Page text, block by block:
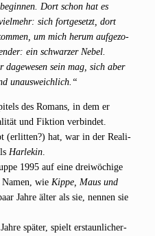
Dort schon hat es
sich fort­ge­setzt, dort
um mich her­um auf­ge­zo­
ein schwar­zer Nebel.
sein mag, sich aber
unausweichlich.“
des Romans, in dem er
und Fik­ti­on ver­bin­det.
(erlit­ten?) hat, war in der Rea­li­
Har­le­kin
1995 auf eine drei­wö­chi­ge
wie Kip­pe, Maus und
Jah­re älter als sie, nen­nen sie
spä­ter, spielt erstaun­li­cher­